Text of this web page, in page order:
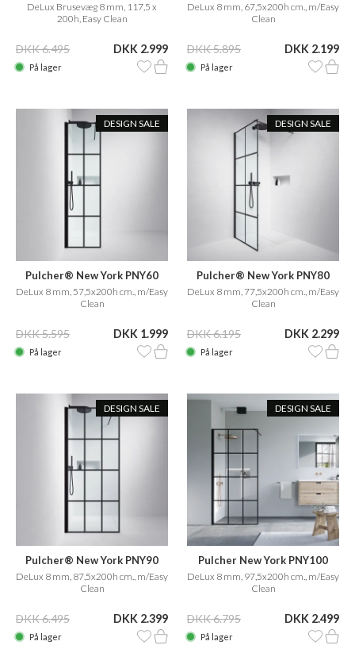
DeLux Brusevæg 8 mm, 117,5 x
200h, Easy Clean
DKK 6.495 DKK 2.999
På lager
DeLux 8 mm, 67,5x200h cm., m/Easy
Clean
DKK 5.895 DKK 2.199
På lager
DESIGN SALE
Pulcher® New York PNY60
DeLux 8 mm, 57,5x200h cm., m/Easy
Clean
DKK 5.595 DKK 1.999
På lager
DESIGN SALE
Pulcher® New York PNY80
DeLux 8 mm, 77,5x200h cm., m/Easy
Clean
DKK 6.195 DKK 2.299
På lager
DESIGN SALE
Pulcher® New York PNY90
DeLux 8 mm, 87,5x200h cm., m/Easy
Clean
DKK 6.495 DKK 2.399
På lager
DESIGN SALE
Pulcher New York PNY100
DeLux 8 mm, 97,5x200h cm., m/Easy
Clean
DKK 6.795 DKK 2.499
På lager